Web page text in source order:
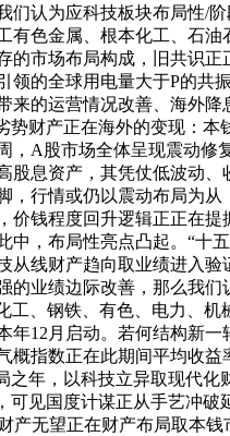
们认为应科技板块布局性/
有色金属、根本化工、石
的市场布局构成，旧共识
领的全球用电量大于P的
来的运营情况改善、海外
势财产正在海外的变现：
，A股市场全体呈现震动
股息资产，其凭仗低波动
，行情或仍以震动布局为
价钱程度回升逻辑正正在
，布局性亮点凸起。“十
从线财产趋向取业绩进入
的业绩边际改善，那么我
工、钢铁、有色、电力、
年12月启动。若何结构新
概指数正在此期间平均收
之年，以科技立异取现代
可见国度计谋正从手艺冲
产无望正在财产布局取本